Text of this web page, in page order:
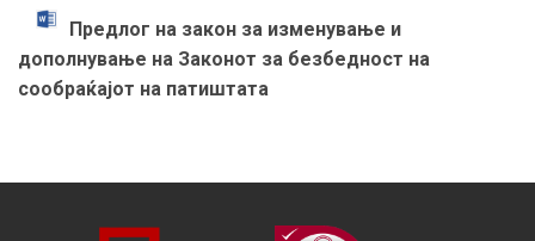
Предлог на закон за изменување и
дополнување на Законот за безбедност на
сообраќајот на патиштата